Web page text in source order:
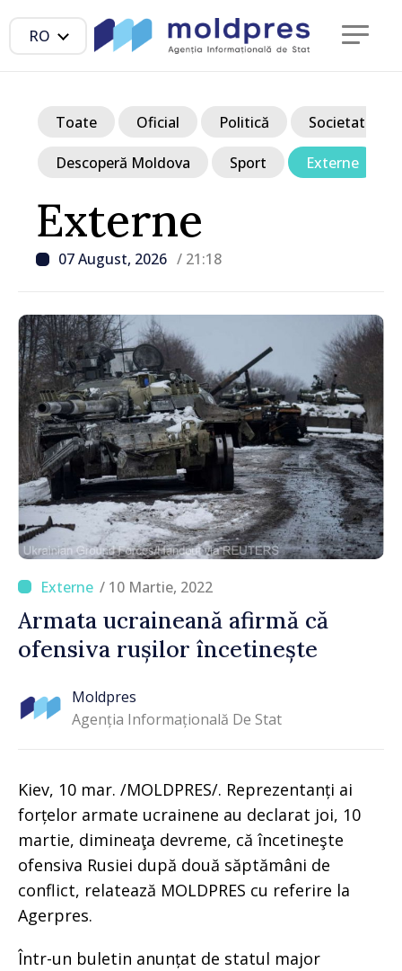
RO
Externe
07 August, 2026 / 21:18
Toate Oficial Politică Societate
Descoperă Moldova Sport Externe
/ 10 Martie, 2022
Armata ucraineană afirmă că
ofensiva rușilor încetinește
Moldpres
Agenția Informațională De Stat
Kiev, 10 mar. /MOLDPRES/. Reprezentanți ai
forțelor armate ucrainene au declarat joi, 10
martie, dimineaţa devreme, că încetineşte
ofensiva Rusiei după două săptămâni de
conflict, relatează MOLDPRES cu referire la
Agerpres.
Într-un buletin anunțat de statul major